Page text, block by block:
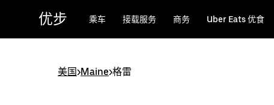
优步 乘车 接载服务 商务 Uber Eats 优食
美国>Maine>格雷